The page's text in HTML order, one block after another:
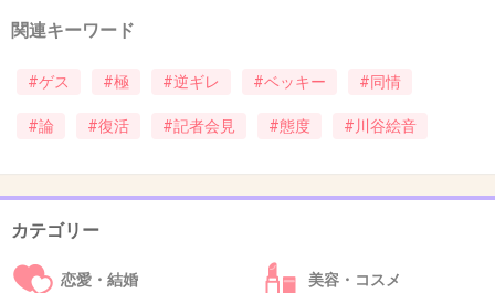
復帰しない方がいいと思うけどね。ただゲスは
普通に音楽活動してるってのはちょっと違うよ
かったな。
+414 -24
37. 匿名 2016/03/11(金) 11:33:15
関連キーワード
#ゲス #極 #逆ギレ #ベッキー #同情
#論 #復活 #記者会見 #態度 #川谷絵音
カテゴリー
恋愛・結婚 美容・コスメ